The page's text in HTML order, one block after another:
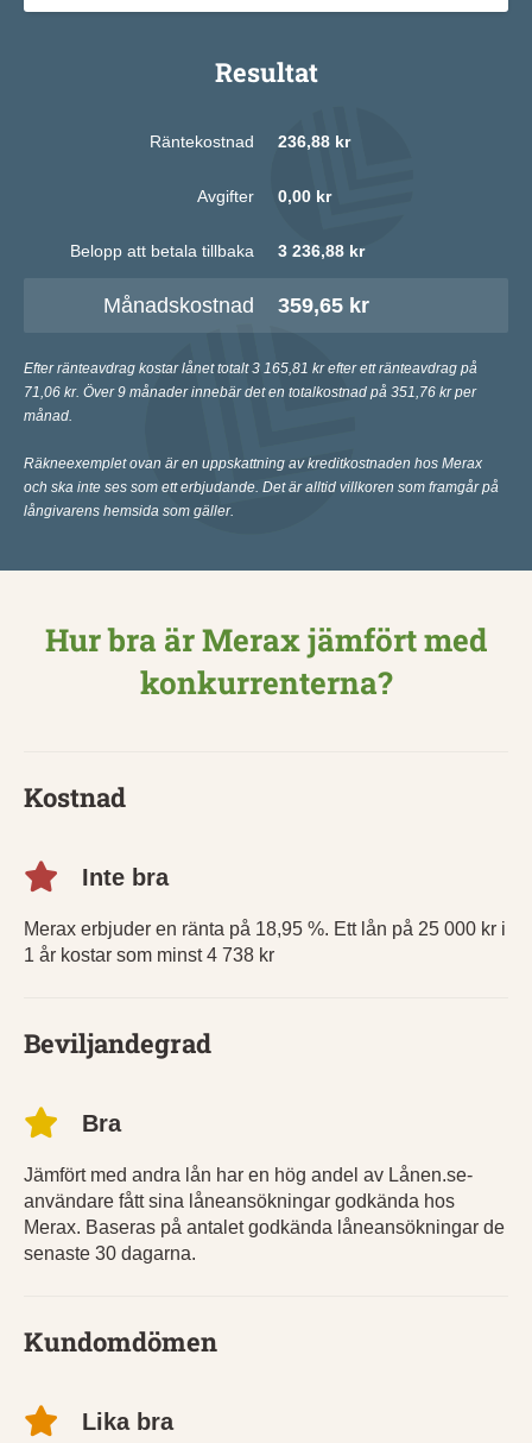
Resultat
Räntekostnad 236,88 kr
Avgifter 0,00 kr
Belopp att betala tillbaka 3 236,88 kr
Månadskostnad 359,65 kr
Efter ränteavdrag kostar lånet totalt 3 165,81 kr efter ett ränteavdrag på
71,06 kr. Över 9 månader innebär det en totalkostnad på 351,76 kr per
månad.
Räkneexemplet ovan är en uppskattning av kreditkostnaden hos Merax
och ska inte ses som ett erbjudande. Det är alltid villkoren som framgår på
långivarens hemsida som gäller.
Hur bra är Merax jämfört med
konkurrenterna?
Kostnad
Inte bra
Merax erbjuder en ränta på 18,95 %. Ett lån på 25 000 kr i
1 år kostar som minst 4 738 kr
Beviljandegrad
Bra
Jämfört med andra lån har en hög andel av Lånen.se-
användare fått sina låneansökningar godkända hos
Merax. Baseras på antalet godkända låneansökningar de
senaste 30 dagarna.
Kundomdömen
Lika bra